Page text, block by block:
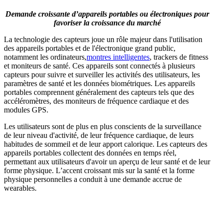
Demande croissante d’appareils portables ou électroniques pour
favoriser la croissance du marché
La technologie des capteurs joue un rôle majeur dans l'utilisation
des appareils portables et de l'électronique grand public,
notamment les ordinateurs,montres intelligentes, trackers de fitness
et moniteurs de santé. Ces appareils sont connectés à plusieurs
capteurs pour suivre et surveiller les activités des utilisateurs, les
paramètres de santé et les données biométriques. Les appareils
portables comprennent généralement des capteurs tels que des
accéléromètres, des moniteurs de fréquence cardiaque et des
modules GPS.
Les utilisateurs sont de plus en plus conscients de la surveillance
de leur niveau d'activité, de leur fréquence cardiaque, de leurs
habitudes de sommeil et de leur apport calorique. Les capteurs des
appareils portables collectent des données en temps réel,
permettant aux utilisateurs d'avoir un aperçu de leur santé et de leur
forme physique. L’accent croissant mis sur la santé et la forme
physique personnelles a conduit à une demande accrue de
wearables.